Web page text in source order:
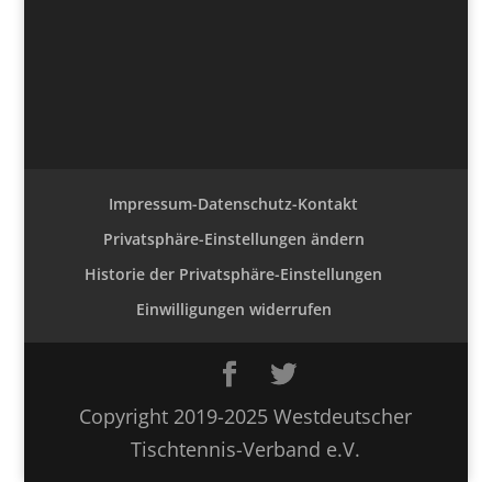
Impressum-Datenschutz-Kontakt
Privatsphäre-Einstellungen ändern
Historie der Privatsphäre-Einstellungen
Einwilligungen widerrufen
Copyright 2019-2025 Westdeutscher
Tischtennis-Verband e.V.